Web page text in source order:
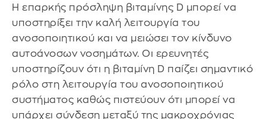
Η επαρκής πρόσληψη βιταμίνης D μπορεί να
υποστηρίξει την καλή λειτουργία του
ανοσοποιητικού και να μειώσει τον κίνδυνο
αυτοάνοσων νοσημάτων. Οι ερευνητές
υποστηρίζουν ότι η βιταμίνη D παίζει σημαντικό
ρόλο στη λειτουργία του ανοσοποιητικού
συστήματος καθώς πιστεύουν ότι μπορεί να
υπάρχει σύνδεση μεταξύ της μακροχρόνιας